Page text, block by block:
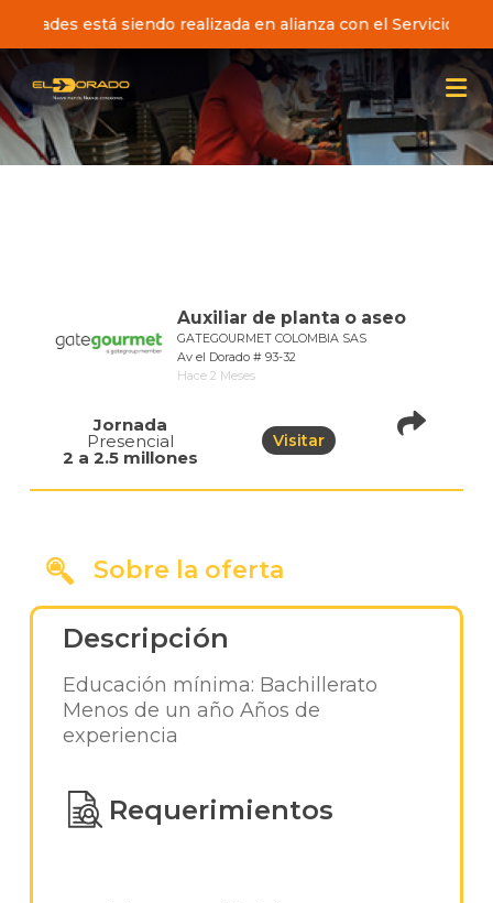
está siendo realizada en alianza con el Servicio de
Auxiliar de planta o aseo
GATEGOURMET COLOMBIA SAS
Av el Dorado # 93-32
Hace 2 Meses
Jornada
Presencial
2 a 2.5 millones
Visitar
Sobre la oferta
Descripción
Educación mínima: Bachillerato
Menos de un año Años de
experiencia
Requerimientos